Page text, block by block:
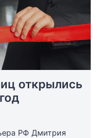
открылись
РФ Дмитрия